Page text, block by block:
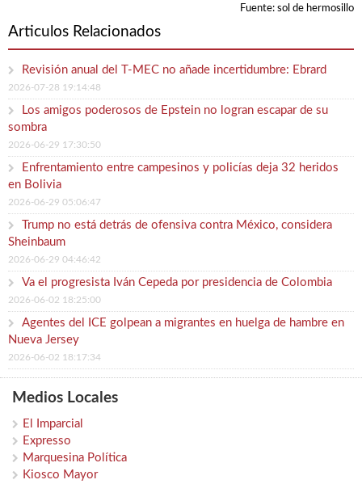
Fuente: sol de hermosillo
Articulos Relacionados
Revisión anual del T-MEC no añade incertidumbre: Ebrard
2026-07-28 19:14:48
Los amigos poderosos de Epstein no logran escapar de su
sombra
2026-06-29 17:30:50
Enfrentamiento entre campesinos y policías deja 32 heridos
en Bolivia
2026-06-29 05:06:47
Trump no está detrás de ofensiva contra México, considera
Sheinbaum
2026-06-29 04:46:42
Va el progresista Iván Cepeda por presidencia de Colombia
2026-06-02 18:25:00
Agentes del ICE golpean a migrantes en huelga de hambre en
Nueva Jersey
2026-06-02 18:17:34
Medios Locales
El Imparcial
Expresso
Marquesina Política
Kiosco Mayor